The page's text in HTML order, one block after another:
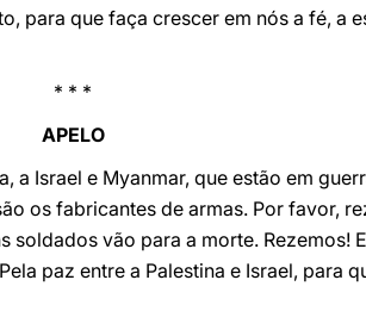
para que faça crescer em nós a fé, a
* * *
APELO
a Israel e Myanmar, que estão em
os fabricantes de armas. Por favor,
vão para a morte. Rezemos!
paz entre a Palestina e Israel, para